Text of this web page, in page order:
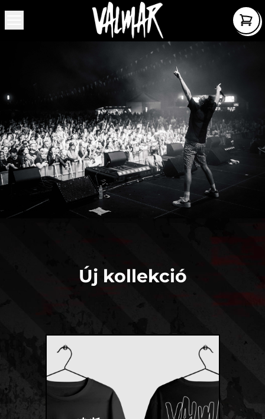
Új kollekció